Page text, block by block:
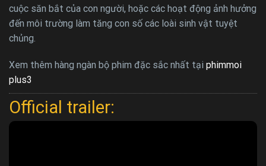
cuộc săn bắt của con người, hoặc các hoạt động ảnh hưởng
đến môi trường làm tăng con số các loài sinh vật tuyệt
chủng.
Xem thêm hàng ngàn bộ phim đặc sắc nhất tại phimmoi
plus3
Official trailer: